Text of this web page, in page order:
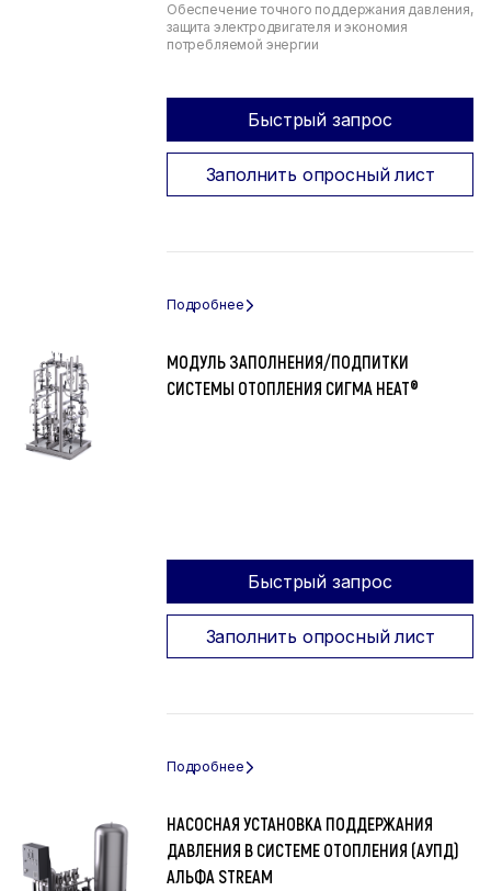
Обеспечение точного поддержания давления,
защита электродвигателя и экономия
потребляемой энергии
Быстрый запрос
Заполнить опросный лист
МОДУЛЬ ЗАПОЛНЕНИЯ/ПОДПИТКИ
СИСТЕМЫ ОТОПЛЕНИЯ СИГМА HEAT®
Быстрый запрос
Заполнить опросный лист
НАСОСНАЯ УСТАНОВКА ПОДДЕРЖАНИЯ
ДАВЛЕНИЯ В СИСТЕМЕ ОТОПЛЕНИЯ (АУПД)
АЛЬФА STREAM